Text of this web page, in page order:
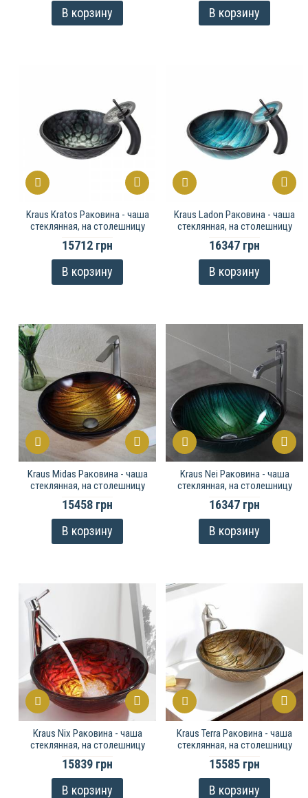
В корзину
В корзину
Kraus Kratos Раковина - чаша
стеклянная, на столешницу
15712 грн
В корзину
Kraus Ladon Раковина - чаша
стеклянная, на столешницу
16347 грн
В корзину
Kraus Midas Раковина - чаша
стеклянная, на столешницу
15458 грн
В корзину
Kraus Nei Раковина - чаша
стеклянная, на столешницу
16347 грн
В корзину
Kraus Nix Раковина - чаша
стеклянная, на столешницу
15839 грн
В корзину
Kraus Terra Раковина - чаша
стеклянная, на столешницу
15585 грн
В корзину